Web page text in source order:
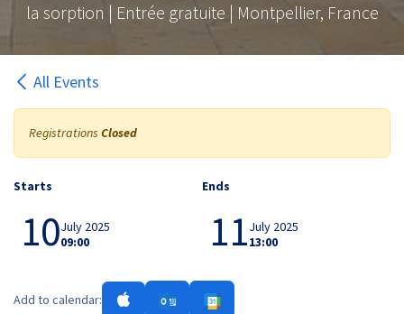
la sorption | Entrée gratuite | Montpellier, France
All Events
Registrations Closed
Starts
10July 2025
09:00
Ends
11July 2025
13:00
Add to calendar: